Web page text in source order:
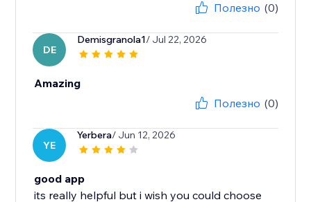
Полезно (0)
DE
Demisgranola1/ Jul 22, 2026
Amazing
Полезно (0)
YE
Yerbera/ Jun 12, 2026
good app
its really helpful but i wish you could choose